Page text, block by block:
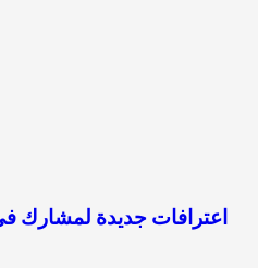
اعترافات جديدة لمشارك